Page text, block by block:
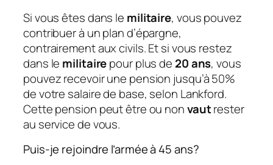
Si vous êtes dans le militaire, vous pouvez
contribuer à un plan d’épargne,
contrairement aux civils. Et si vous restez
dans le militairepour plus de 20 ans, vous
pouvez recevoir une pension jusqu’à 50%
de votre salaire de base, selon Lankford.
Cette pension peut être ou nonvautrester
au service de vous.
Puis-je rejoindre l’armée à 45 ans?